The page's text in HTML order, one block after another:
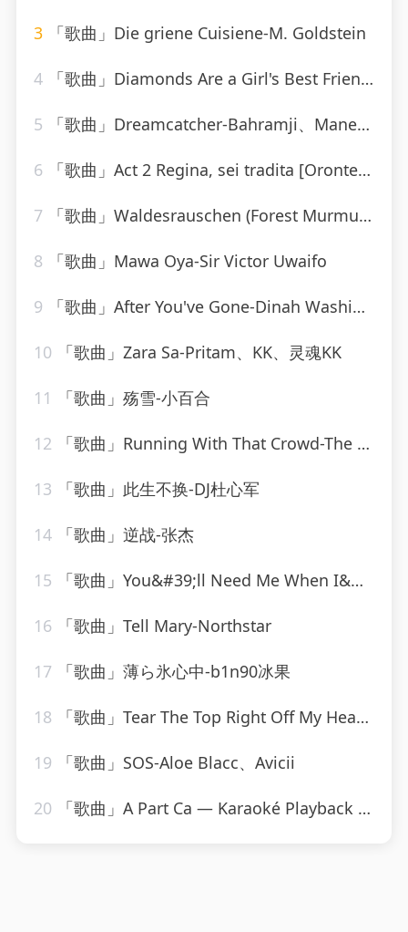
3 「歌曲」Die griene Cuisiene-M. Goldstein
4 「歌曲」Diamonds Are a Girl's Best Friend-Marylin Monroe
5 「歌曲」Dreamcatcher-Bahramji、Maneesh de Moor、Bashir、Zhubin Kalhor、Sudha
6 「歌曲」Act 2 Regina, sei tradita [Oronte, Alcina]-william christie
7 「歌曲」Waldesrauschen (Forest Murmurs), for Piano (Zwei Konzertetuden No. 1), S. 1451 No 1 Waldesrauschen
8 「歌曲」Mawa Oya-Sir Victor Uwaifo
9 「歌曲」After You've Gone-Dinah Washington(1)
10 「歌曲」Zara Sa-Pritam、KK、灵魂KK
11 「歌曲」殇雪-小百合
12 「歌曲」Running With That Crowd-The Charlie Daniels Band
13 「歌曲」此生不换-DJ杜心军
14 「歌曲」逆战-张杰
15 「歌曲」You&#39;ll Need Me When I&#39;m Long Gone-ethel waters
16 「歌曲」Tell Mary-Northstar
17 「歌曲」薄ら氷心中-b1n90冰果
18 「歌曲」Tear The Top Right Off My Head-The Monkees
19 「歌曲」SOS-Aloe Blacc、Avicii
20 「歌曲」A Part Ca — Karaoké Playback Instrumental — Rendu Célèbre Par Jacques Dutronc-Karaoke